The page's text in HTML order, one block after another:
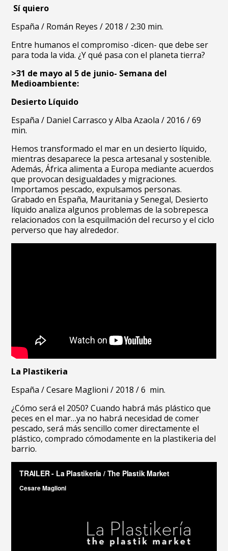
Sí quiero
España / Román Reyes / 2018 / 2:30 min.
Entre humanos el compromiso -dicen- que debe ser
para toda la vida. ¿Y qué pasa con el planeta tierra?
>31 de mayo al 5 de junio- Semana del
Medioambiente:
Desierto Líquido
España / Daniel Carrasco y Alba Azaola / 2016 /69
min.
Hemos transformado el mar en un desierto líquido,
mientras desaparece la pesca artesanal y sostenible.
Además, África alimenta a Europa mediante acuerdos
que provocan desigualdades y migraciones.
Importamos pescado, expulsamos personas.
Grabado en España, Mauritania y Senegal, Desierto
líquido analiza algunos problemas de la sobrepesca
relacionados con la esquilmación del recurso y el ciclo
perverso que hay alrededor.
La Plastikeria
España /Cesare Maglioni / 2018 /6 min.
¿Cómo será el 2050? Cuando habrá más plástico que
peces en el mar…ya no habrá necesidad de comer
pescado, será más sencillo comer directamente el
plástico, comprado cómodamente en la plastikeria del
barrio.